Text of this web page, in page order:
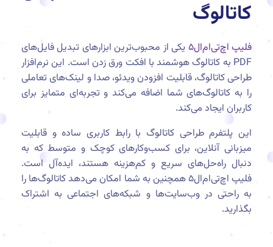
کاتالوگ
فلیپ اچ‌تی‌ام‌ال۵ یکی از محبوب‌ترین ابزارهای تبدیل فایل‌های
PDF به کاتالوگ هوشمند با افکت ورق زدن است. این نرم‌افزار
طراحی کاتالوگ، قابلیت افزودن ویدئو، صدا و لینک‌های تعاملی
را به کاتالوگ‌های شما اضافه می‌کند و تجربه‌ای متمایز برای
کاربران ایجاد می‌کند.
این پلتفرم طراحی کاتالوگ با رابط کاربری ساده و قابلیت
میزبانی آنلاین، برای کسب‌وکارهای کوچک و متوسط که به
دنبال راه‌حل‌های سریع و کم‌هزینه هستند، ایده‌آل است.
فلیپ اچ‌تی‌ام‌ال۵ همچنین به شما امکان می‌دهد کاتالوگ‌ها را
به راحتی در وب‌سایت‌ها و شبکه‌های اجتماعی به اشتراک
بگذارید.